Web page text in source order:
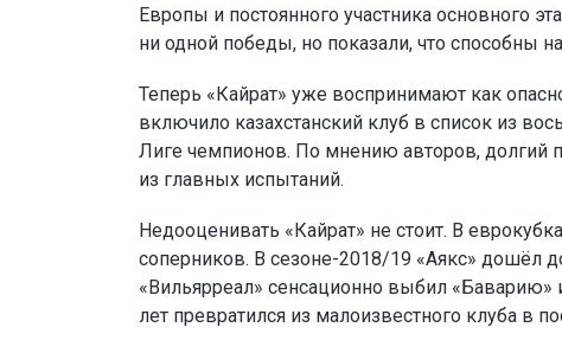
Европы и постоянного участника основного
ни одной победы, но показали, что способны
Теперь «Кайрат» уже воспринимают как
включило казахстанский клуб в список из
Лиге чемпионов. По мнению авторов, долгий
из главных испытаний.
Недооценивать «Кайрат» не стоит. В
соперников. В сезоне-2018/19 «Аякс» дошёл
«Вильярреал» сенсационно выбил «Баварию»
лет превратился из малоизвестного клуба в